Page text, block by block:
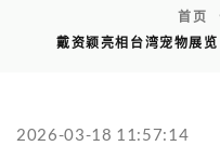
首页
戴资颖亮相台湾宠物展
2026-03-18 11:57:14